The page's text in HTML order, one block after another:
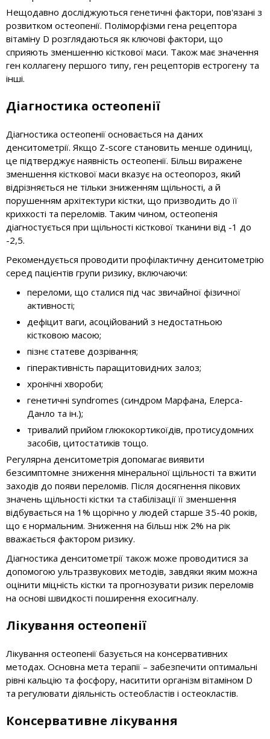
Нещодавно досліджуються генетичні фактори, пов'язані з
розвитком остеопенії. Поліморфізми гена рецептора
вітаміну D розглядаються як ключові фактори, що
сприяють зменшенню кісткової маси. Також має значення
ген коллагену першого типу, ген рецепторів естрогену та
інші.
Діагностика остеопенії
Діагностика остеопенії основається на даних
денситометрії. Якщо Z-score становить менше одиниці,
це підтверджує наявність остеопенії. Більш виражене
зменшення кісткової маси вказує на остеопороз, який
відрізняється не тільки зниженням щільності, а й
порушенням архітектури кістки, що призводить до її
крихкості та переломів. Таким чином, остеопенія
діагностується при щільності кісткової тканини від -1 до
-2,5.
Рекомендується проводити профілактичну денситометрію
серед пацієнтів групи ризику, включаючи:
переломи, що сталися під час звичайної фізичної
активності;
дефіцит ваги, асоційований з недостатньою
кістковою масою;
пізнє статеве дозрівання;
гіперактивність паращитовидних залоз;
хронічні хвороби;
генетичні syndromes (синдром Марфана, Елерса-
Данло та ін.);
тривалий прийом глюкокортикоїдів, протисудомних
засобів, цитостатиків тощо.
Регулярна денситометрія допомагає виявити
безсимптомне зниження мінеральної щільності та вжити
заходів до появи переломів. Після досягнення пікових
значень щільності кістки та стабілізації її зменшення
відбувається на 1% щорічно у людей старше 35-40 років,
що є нормальним. Зниження на більш ніж 2% на рік
вважається фактором ризику.
Діагностика денситометрії також може проводитися за
допомогою ультразвукових методів, завдяки яким можна
оцінити міцність кістки та прогнозувати ризик переломів
на основі швидкості поширення ехосигналу.
Лікування остеопенії
Лікування остеопенії базується на консервативних
методах. Основна мета терапії – забезпечити оптимальні
рівні кальцію та фосфору, наситити організм вітаміном D
та регулювати діяльність остеобластів і остеокластів.
Консервативне лікування